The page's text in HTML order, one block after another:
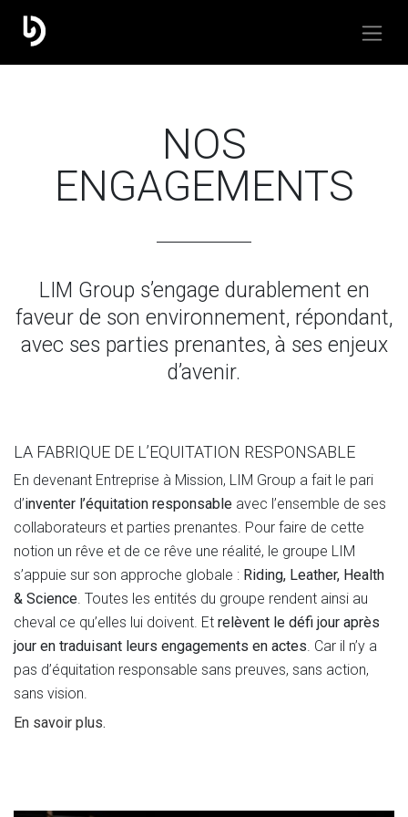
NOS
ENGAGEMENTS
LIM Group s’engage durablement en
faveur de son environnement, répondant,
avec ses parties prenantes, à ses enjeux
d’avenir.
LA FABRIQUE DE L’EQUITATION RESPONSABLE
En devenant Entreprise à Mission, LIM Group a fait le pari
d’inventer l’équitation responsable avec l’ensemble de ses
collaborateurs et parties prenantes. Pour faire de cette
notion un rêve et de ce rêve une réalité, le groupe LIM
s’appuie sur son approche globale : Riding, Leather, Health
& Science . Toutes les entités du groupe rendent ainsi au
cheval ce qu’elles lui doivent. Et relèvent le défi jour après
jour en traduisant leurs engagements en actes . Car il n’y a
pas d’équitation responsable sans preuves, sans action,
sans vision.
En savoir plus.